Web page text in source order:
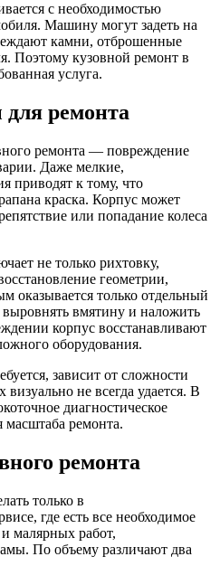
с необходимостью
Машину могут задеть на
камни, отброшенные
Поэтому кузовной ремонт в
услуга.
ремонта
ремонта — повреждение
Даже мелкие,
приводят к тому, что
краска. Корпус может
или попадание колеса
не только рихтовку,
геометрии,
оказывается только отдельный
вмятину и наложить
корпус восстанавливают
оборудования.
зависит от сложности
не всегда удается. В
диагностическое
масштаба ремонта.
ремонта
только в
где есть все необходимое
малярных работ,
По объему различают два